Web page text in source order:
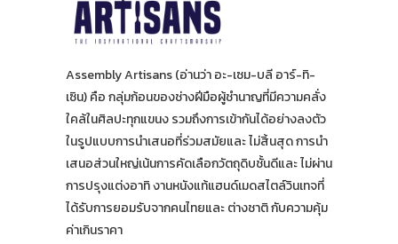
Assembly Artisans (อ่านว่า อะ-เซม-บลี อาร์-ทิ-
เซิน) คือ กลุ่มก้อนของช่างฝีมือผู้ชำนาญที่มีความคลั่ง
ใคล้ในศิลปะทุกแขนง รวมถึงการเข้ากันได้อย่างลงตัว
ในรูปแบบการนำเสนอที่ร่วมสมัยและ ไม่สิ้นสุด การนำ
เสนอส่วนใหญ่เน้นการคัดเลือกวัตถุดิบชั้นดีและ ไม่ผ่าน
การปรุงแต่งอาทิ งานหนังแท้แฮนด์เมดสไตล์วินเทจที่
ได้รับการยอมรับจากคนไทยและ ต่างชาติ กับความคุ้ม
ค่าเกินราคา